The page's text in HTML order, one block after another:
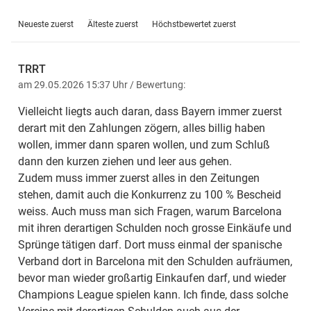
2029
Der FC Bayern hat den bisher bis 2027 laufenden Vertrag
mit Konrad Laimer um zwei Jahre bis 2029 verlängert, das
bestätigte der Rekordmeister am Montagnachmittag. Ende
Juni hatte Laimer in einem Interview mit ServusTV gesagt,
man sei in puncto Verhandlung "auf jeden Fall auf einem
sehr guten Weg", aber noch nicht am Ziel. Jetzt aber schon.
Neueste zuerst Älteste zuerst Höchstbewertet zuerst
TRRT
am 29.05.2026 15:37 Uhr / Bewertung:
Vielleicht liegts auch daran, dass Bayern immer zuerst
derart mit den Zahlungen zögern, alles billig haben
wollen, immer dann sparen wollen, und zum Schluß
dann den kurzen ziehen und leer aus gehen.
Zudem muss immer zuerst alles in den Zeitungen
stehen, damit auch die Konkurrenz zu 100 % Bescheid
weiss. Auch muss man sich Fragen, warum Barcelona
mit ihren derartigen Schulden noch grosse Einkäufe und
Sprünge tätigen darf. Dort muss einmal der spanische
Verband dort in Barcelona mit den Schulden aufräumen,
bevor man wieder großartig Einkaufen darf, und wieder
Champions League spielen kann. Ich finde, dass solche